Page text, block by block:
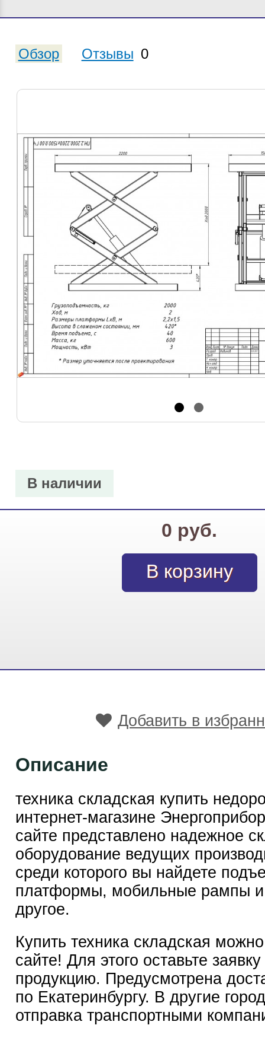
Обзор Отзывы 0
В наличии
0 руб.
Добавить в
Описание
техника складская купить
интернет-магазине
сайте представлено надежное
оборудование ведущих
среди которого вы найдете
платформы, мобильные рампы и
другое.
Купить техника складская
сайте! Для этого оставьте
продукцию. Предусмотрена
по Екатеринбургу. В другие
отправка транспортными